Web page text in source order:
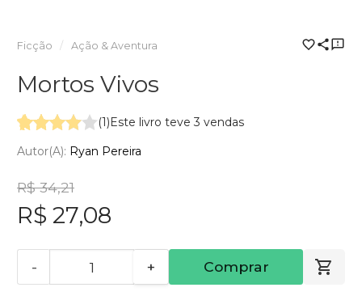
Ficção Ação & Aventura
Mortos Vivos
(1)Este livro teve 3 vendas
Autor(a): Ryan Pereira
R$ 34,21
R$ 27,08
- + Comprar